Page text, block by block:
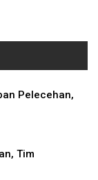
Pelecehan,
Tim